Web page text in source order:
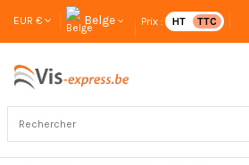
EUR € Belge Prix : HT TTC